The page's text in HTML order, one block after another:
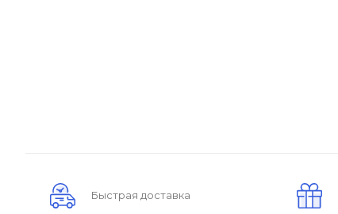
Быстрая доставка